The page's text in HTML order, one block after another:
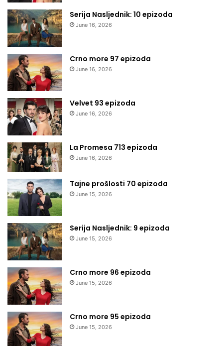
Serija Nasljednik: 10 epizoda
June 16, 2026
Crno more 97 epizoda
June 16, 2026
Velvet 93 epizoda
June 16, 2026
La Promesa 713 epizoda
June 16, 2026
Tajne prošlosti 70 epizoda
June 15, 2026
Serija Nasljednik: 9 epizoda
June 15, 2026
Crno more 96 epizoda
June 15, 2026
Crno more 95 epizoda
June 15, 2026